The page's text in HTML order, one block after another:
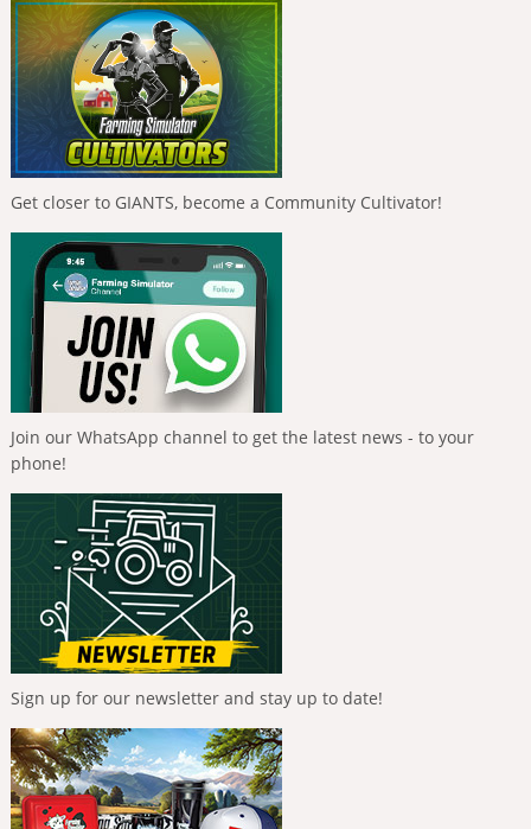
Get closer to GIANTS, become a Community Cultivator!
Join our WhatsApp channel to get the latest news - to your
phone!
Sign up for our newsletter and stay up to date!